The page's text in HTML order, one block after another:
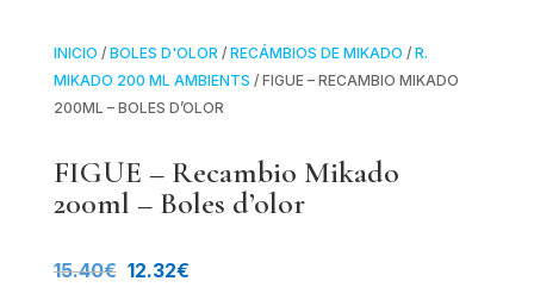
INICIO / BOLES D'OLOR / RECÁMBIOS DE MIKADO / R.
MIKADO 200 ML AMBIENTS / FIGUE – RECAMBIO MIKADO
200ML – BOLES D’OLOR
FIGUE – Recambio Mikado
200ml – Boles d’olor
15.40€ El
12.32€El